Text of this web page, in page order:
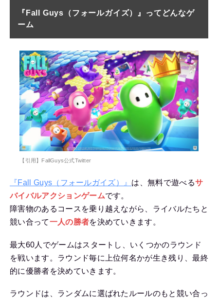
『Fall Guys（フォールガイズ）』ってどんなゲ
ーム
【引用】FallGuys公式Twitter
『Fall Guys（フォールガイズ）』 は、無料で遊べるサ
バイバルアクションゲームです。
障害物のあるコースを乗り越えながら、ライバルたちと
競い合って一人の勝者を決めていきます。
最大60人でゲームはスタートし、いくつかのラウンド
を戦います。ラウンド毎に上位何名かが生き残り、最終
的に優勝者を決めていきます。
ラウンドは、ランダムに選ばれたルールのもと競い合っ